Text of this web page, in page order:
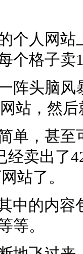
个人网
个格子卖
阵头脑
站，然
单，甚
经卖出了
站了。
中的内
等。